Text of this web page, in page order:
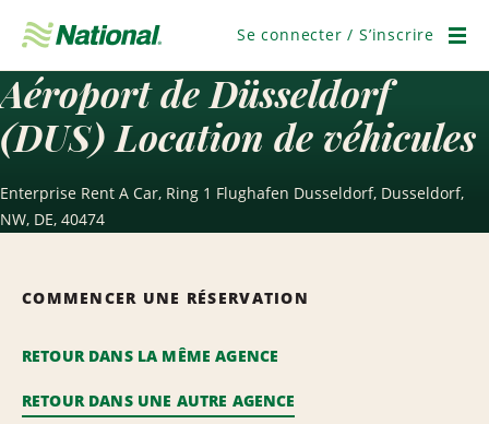
navigation
Se connecter / S’inscrire
Aéroport de Düsseldorf
(DUS) Location de véhicules
Enterprise Rent A Car, Ring 1 Flughafen Dusseldorf, Dusseldorf,
NW, DE, 40474
COMMENCER UNE RÉSERVATION
RETOUR DANS LA MÊME AGENCE
RETOUR DANS UNE AUTRE AGENCE